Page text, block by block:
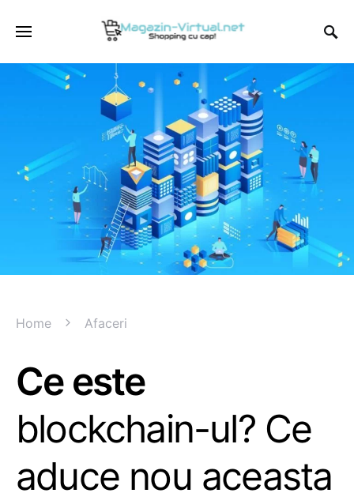
Home Afaceri
Ce este
blockchain-ul? Ce
aduce nou aceasta